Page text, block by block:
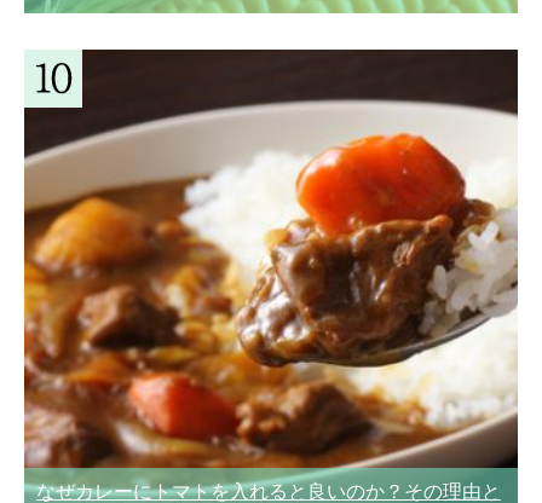
なぜカレーにトマトを入れると良いのか？その理由と